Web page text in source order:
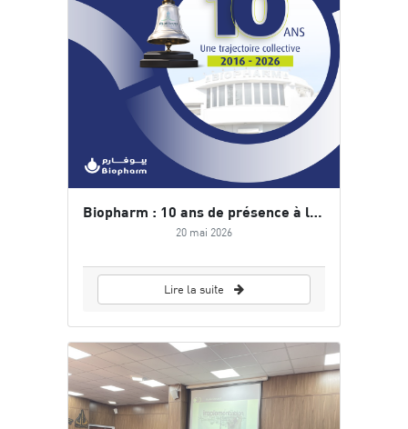
Biopharm : 10 ans de présence à la Bourse d’Alger, une trajectoire au service de la performance et de la pérennité
20 mai 2026
Lire la suite